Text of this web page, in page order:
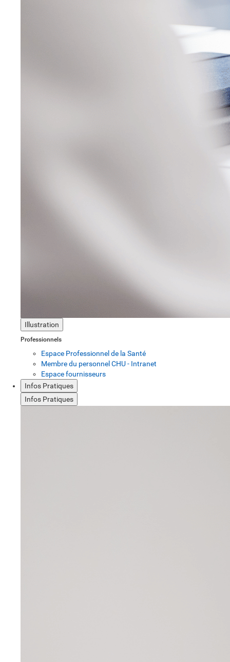
Illustration
Professionnels
Espace Professionnel de la Santé
Membre du personnel CHU - Intranet
Espace fournisseurs
Infos Pratiques
Infos Pratiques